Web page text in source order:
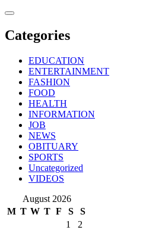
Skip
content
Categories
EDUCATION
ENTERTAINMENT
FASHION
FOOD
HEALTH
INFORMATION
JOB
NEWS
OBITUARY
SPORTS
Uncategorized
VIDEOS
August 2026
M T W T F S
S
1
2